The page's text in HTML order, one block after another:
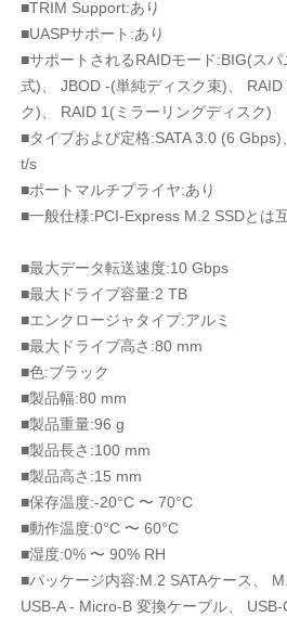
■TRIM Support:あり
■UASPサポート:あり
■サポートされるRAIDモード:BIG(ス
式)、 JBOD -(単純ディスク束)、
ク)、 RAID 1(ミラーリングディスク)
■タイプおよび定格:SATA 3.0 (6
t/s
■ポートマルチプライヤ:あり
■一般仕様:PCI-Express M.2 SSDとは
■最大データ転送速度:10 Gbps
■最大ドライブ容量:2 TB
■エンクロージャタイプ:アルミ
■最大ドライブ高さ:80 mm
■色:ブラック
■製品幅:80 mm
■製品重量:96 g
■製品長さ:100 mm
■製品高さ:15 mm
■保存温度:-20°C 〜 70°C
■動作温度:0°C 〜 60°C
■湿度:0% 〜 90% RH
■パッケージ内容:M.2 SATAケース、
USB-A - Micro-B 変換ケーブル、